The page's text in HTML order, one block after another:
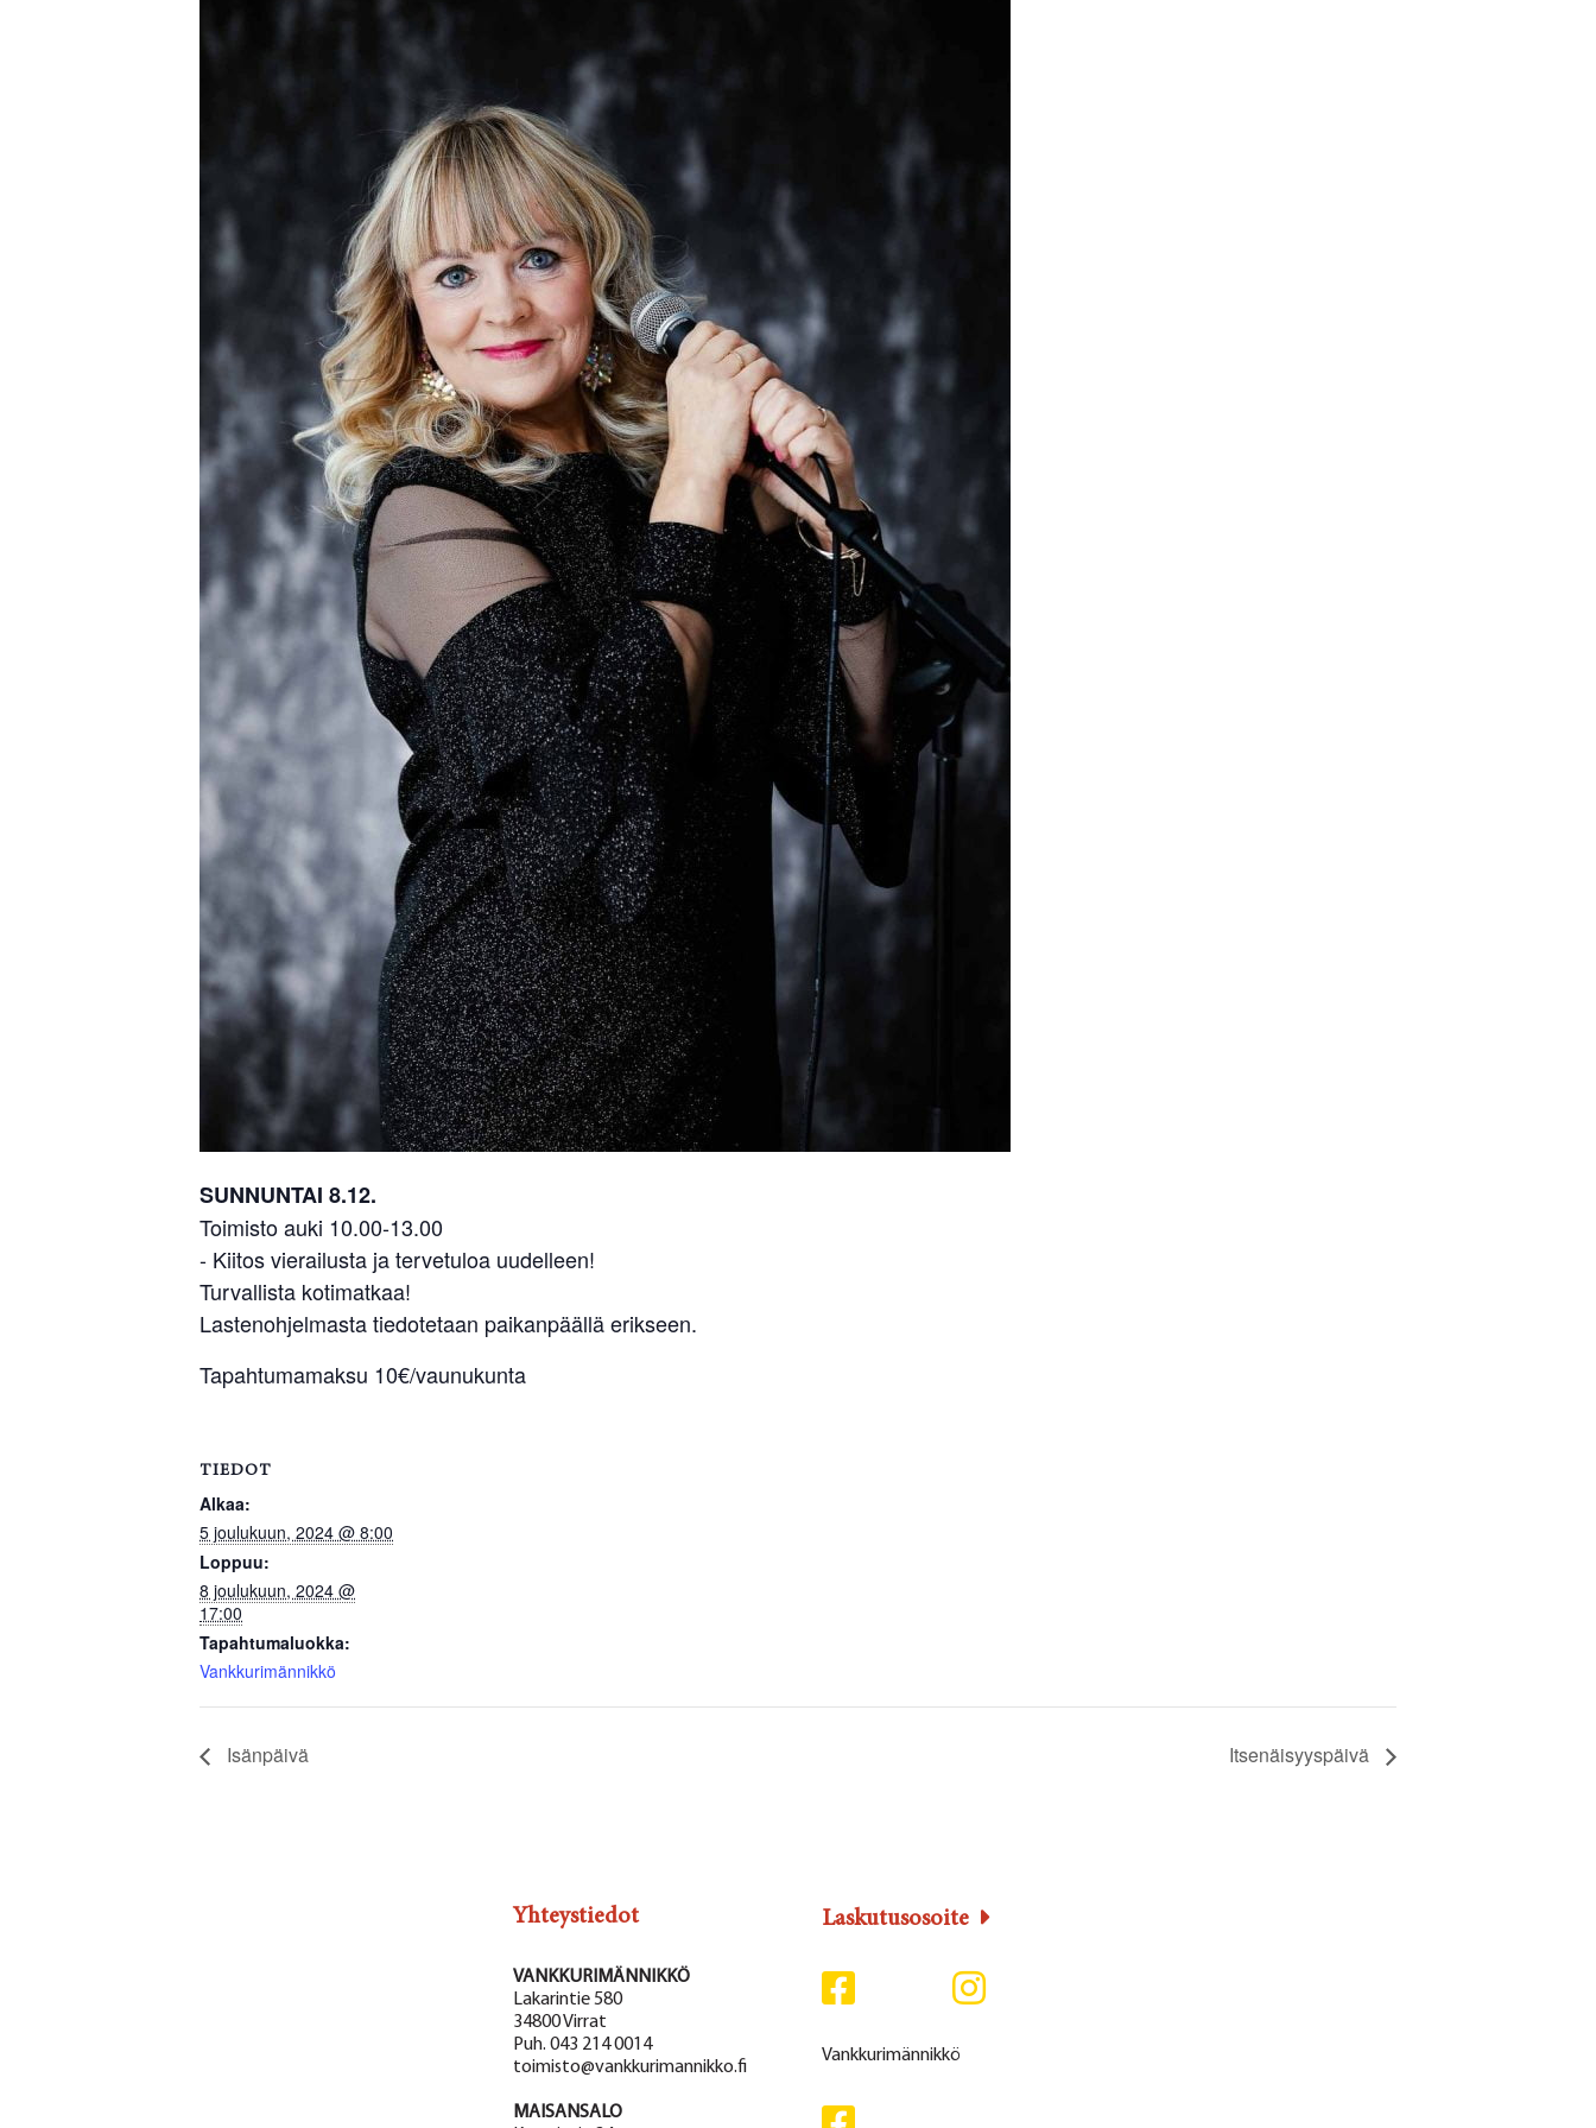
SUNNUNTAI 8.12.
Toimisto auki 10.00-13.00
- Kiitos vierailusta ja tervetuloa uudelleen!
Turvallista kotimatkaa!
Lastenohjelmasta tiedotetaan paikanpäällä erikseen.
Tapahtumamaksu 10€/vaunukunta
TIEDOT
Alkaa:
5 joulukuun, 2024 @ 8:00
Loppuu:
8 joulukuun, 2024 @
17:00
Tapahtumaluokka:
Vankkurimännikkö
Isänpäivä Itsenäisyyspäivä
Yhteystiedot
VANKKURIMÄNNIKKÖ
Lakarintie 580
34800 Virrat
Puh. 043 214 0014
toimisto@vankkurimannikko.fi
MAISANSALO
Laskutusosoite
Vankkurimännikkö